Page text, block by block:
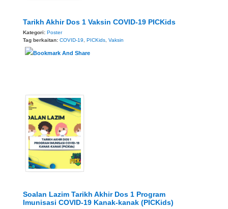
Tarikh Akhir Dos 1 Vaksin COVID-19 PICKids
Kategori: Poster
Tag berkaitan: COVID-19 PICKids Vaksin
Soalan Lazim Tarikh Akhir Dos 1 Program
Imunisasi COVID-19 Kanak-kanak (PICKids)